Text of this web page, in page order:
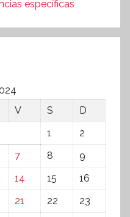
específicas
V S
D
1
2
7 8
9
14 15
16
21 22
23